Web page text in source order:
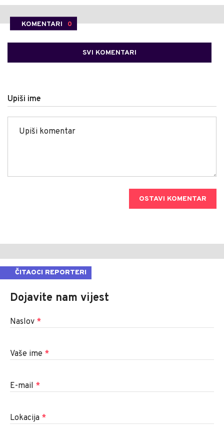
KOMENTARI 0
SVI KOMENTARI
Upiši ime
OSTAVI KOMENTAR
ČITAOCI REPORTERI
Dojavite nam vijest
Naslov *
Vaše ime *
E-mail *
Lokacija *